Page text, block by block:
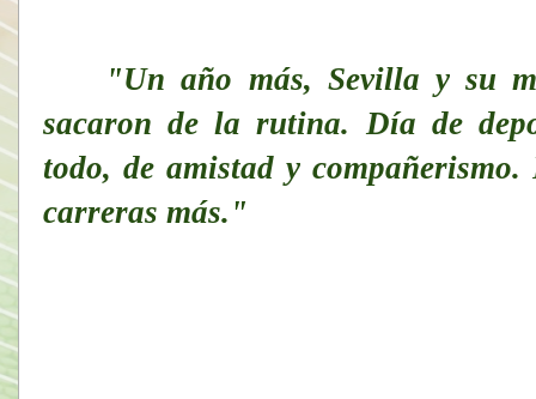
    "
Un año más, Sevilla y su
sacaron de la rutina. Día de
todo, de amistad y compañerismo.
carreras más."